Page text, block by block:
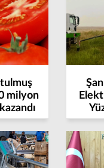
milyon